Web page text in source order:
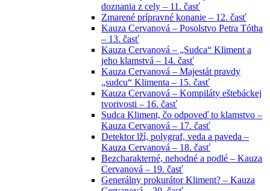
doznania z cely – 11. časť
Zmarené prípravné konanie – 12. časť
Kauza Cervanová – Posolstvo Petra Tótha
– 13. časť
Kauza Cervanová – „Sudca“ Kliment a
jeho klamstvá – 14. časť
Kauza Cervanová – Majestát pravdy
„sudcu“ Klimenta – 15. časť
Kauza Cervanová – Kompiláty eštebáckej
tvorivosti – 16. časť
Sudca Kliment, čo odpoveď to klamstvo –
Kauza Cervanová – 17. časť
Detektor lží, polygraf, veda a paveda –
Kauza Cervanová – 18. časť
Bezcharakterné, nehodné a podlé – Kauza
Cervanová – 19. časť
Generálny prokurátor Kliment? – Kauza